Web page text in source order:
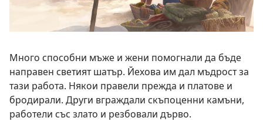
Много способни мъже и жени помогнали да бъде
направен светият шатър. Йехова им дал мъдрост за
тази работа. Някои правели прежда и платове и
бродирали. Други вграждали скъпоценни камъни,
работели със злато и резбовали дърво.